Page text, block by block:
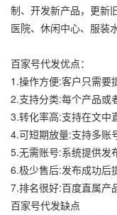
制、开发新产品，更新
医院、休闲中心、服装
百家号代发优点：
1.操作方便:客户只需要
2.支持分类:每个产品或
3.转化率高:支持在文中
4.可短期放量:支持多账
5.无需账号:系统提供发
6.极少售后:发布成功后
7.排名很好:百度直属产
百家号代发缺点